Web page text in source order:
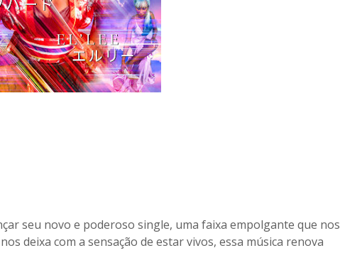
seu novo e poderoso single, uma faixa empolgante que nos
deixa com a sensação de estar vivos, essa música renova